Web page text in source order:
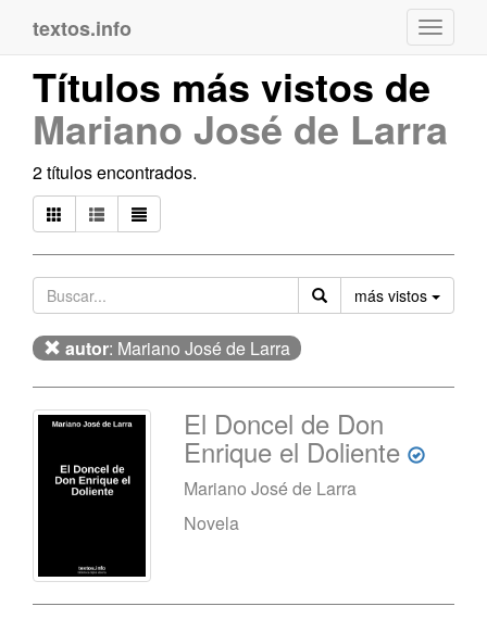
textos.info
Títulos más vistos de
Mariano José de Larra
2 títulos encontrados.
más vistos
autor: Mariano José de Larra
El Doncel de Don
Enrique el Doliente
Mariano José de Larra
Novela